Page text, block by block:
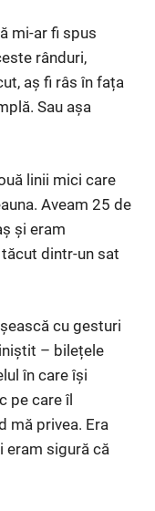
mi-ar fi spus
rânduri,
aș fi râs în fața
Sau așa
linii mici care
Aveam 25 de
și eram
dintr-un sat
cu gesturi
– bilețele
în care își
pe care îl
mă privea. Era
eram sigură că